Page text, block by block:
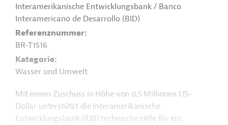
Interamerikanische Entwicklungsbank / Banco
Interamericano de Desarrollo (BID)
Referenznummer
BR-T1516
Kategorie
Wasser und Umwelt
Mit einem Zuschuss in Höhe von 0,5 Millionen US-
Dollar unterstützt die Interamerikanische
Entwicklungsbank (IDB) technische Hilfe für ein